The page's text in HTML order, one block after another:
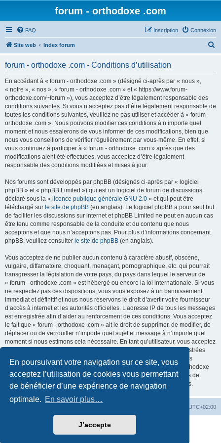
En poursuivant votre navigation sur ce site, vous
acceptez l’utilisation de cookies vous permettant
de bénéficier d’une expérience de navigation
optimale. En savoir plus…
J’accepte
forum - orthodoxe .com
FAQ Connexion
Inscription
Site web Index forum
forum - orthodoxe .com - Conditions d’utilisation
En accédant à « forum - orthodoxe .com » (désigné ci-après par « nous »,
« notre », « nos », « forum - orthodoxe .com » et « https://www.forum-
orthodoxe.com/~forum »), vous acceptez d’être légalement responsable des
conditions suivantes. Si vous n’acceptez pas d’être légalement responsable de
toutes les conditions suivantes, veuillez ne pas utiliser et accéder à « forum -
orthodoxe .com ». Nous pouvons modifier ces conditions à n’importe quel
moment et nous essaierons de vous informer de ces modifications, bien que
nous vous conseillons de vérifier régulièrement par vous-même. En effet, si
vous continuez à participer à « forum - orthodoxe .com » après que des
modifications aient été effectuées, vous acceptez d’être légalement
responsable des conditions modifiées et mises à jour.
Nos forums sont développés par phpBB (désignés ci-après par « logiciel
phpBB » et « phpBB Limited ») qui est un logiciel de forum de discussions
déclaré sous la « licence publique générale GNU 2.0 » et qui peut être
téléchargé sur le site de phpBB (en anglais). Le logiciel phpBB a pour seul but
de faciliter les discussions sur internet et phpBB Limited ne peut en aucun cas
être tenu comme responsable de la conduite et du contenu que nous
acceptons et que nous n’acceptons pas. Pour plus d’informations concernant
phpBB, veuillez consulter le site de phpBB (en anglais).
Vous acceptez de ne publier aucun contenu à caractère abusif, obscène,
vulgaire, diffamatoire, choquant, menaçant, pornographique, etc. qui pourrait
transgresser la législation de votre pays, du pays dans lequel le serveur de
« forum - orthodoxe .com » est hébergé ou encore la loi internationale. Si vous
ne respectez pas ces dispositions, vous vous exposez à un bannissement
immédiat et définitif et nous nous réservons le droit d’avertir votre fournisseur
d’accès à internet et les autorités officielles. L’adresse IP de tous les messages
est enregistrée afin d’aider au renforcement de ces conditions. Vous acceptez
le fait que « forum - orthodoxe .com » ait le droit de supprimer, de modifier, de
déplacer ou de verrouiller n’importe quel sujet et message à n’importe quel
moment si nous estimons cela nécessaire. En tant qu’utilisateur, vous acceptez
que toutes les informations que vous avez renseignées soient enregistrées
dans notre base de données. Bien que ces informations ne seront pas
diffusées à une tierce partie sans votre consentement, ni « forum - orthodoxe
.com », ni phpBB, ne pourront être tenus comme responsables en cas de
tentative de piratage informatique visant à compromettre vos données.
UTC+02:00
phpBB® Forum Software © phpBB Limited
©